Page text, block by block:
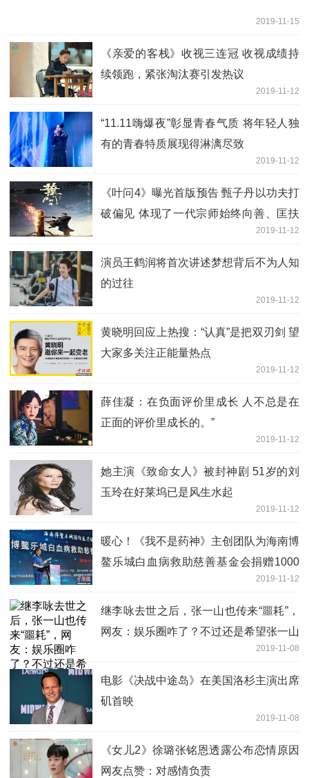
2019-11-15
《亲爱的客栈》收视三连冠 收视成绩持
续领跑，紧张淘汰赛引发热议
2019-11-12
“11.11嗨爆夜”彰显青春气质 将年轻人独
有的青春特质展现得淋漓尽致
2019-11-12
《叶问4》曝光首版预告 甄子丹以功夫打
破偏见 体现了一代宗师始终向善、匡扶
2019-11-12
演员王鹤润将首次讲述梦想背后不为人知
的过往
2019-11-12
黄晓明回应上热搜：“认真”是把双刃剑 望
大家多关注正能量热点
2019-11-12
薛佳凝：在负面评价里成长 人不总是在
正面的评价里成长的。”
2019-11-12
她主演《致命女人》被封神剧 51岁的刘
玉玲在好莱坞已是风生水起
2019-11-12
暖心！《我不是药神》主创团队为海南博
鳌乐城白血病救助慈善基金会捐赠1000
2019-11-12
继李咏去世之后，张一山也传来“噩耗”，
网友：娱乐圈咋了？不过还是希望张一山
2019-11-08
电影《决战中途岛》在美国洛杉主演出席
矶首映
2019-11-08
《女儿2》徐璐张铭恩透露公布恋情原因
网友点赞：对感情负责